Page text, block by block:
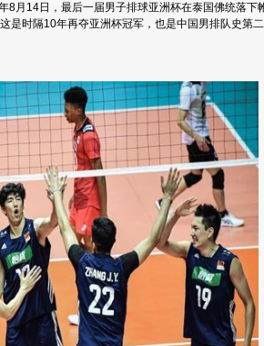
月14日，最后一届男子排球亚洲杯在泰国佛统落下
是时隔10年再夺亚洲杯冠军，也是中国男排队史第